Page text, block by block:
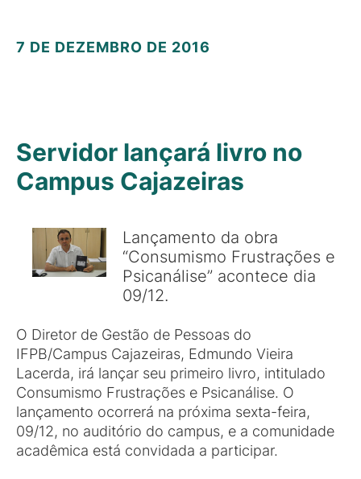
7 DE DEZEMBRO DE 2016
Servidor lançará livro no
Campus Cajazeiras
Lançamento da obra
“Consumismo Frustrações e
Psicanálise” acontece dia
09/12.
O Diretor de Gestão de Pessoas do
IFPB/Campus Cajazeiras, Edmundo Vieira
Lacerda, irá lançar seu primeiro livro, intitulado
Consumismo Frustrações e Psicanálise. O
lançamento ocorrerá na próxima sexta-feira,
09/12, no auditório do campus, e a comunidade
acadêmica está convidada a participar.